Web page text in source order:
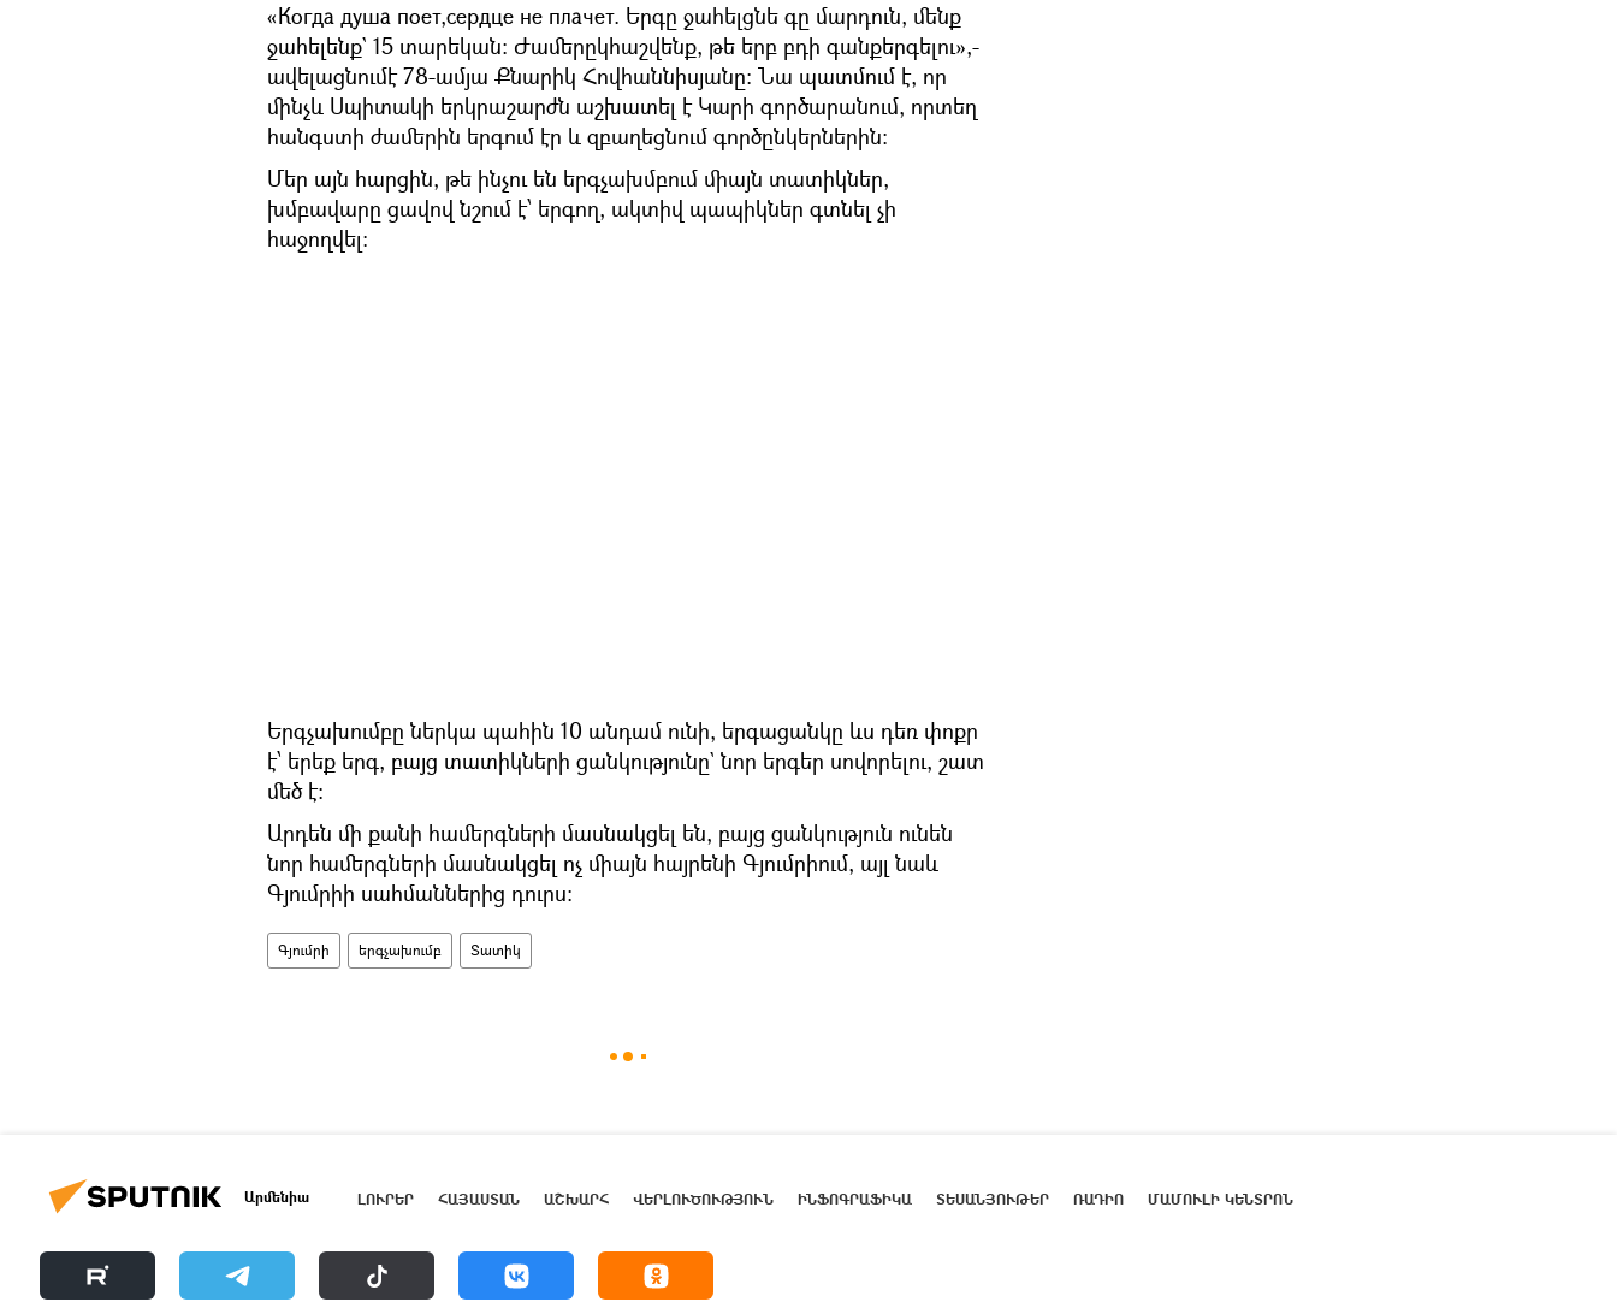
«Когда душа поет,сердце не плачет. Երգը ջահելցնե գը մարդուն, մենք
ջահելենք` 15 տարեկան: Ժամերըկհաշվենք, թե երբ բդի գանքերգելու»,-
ավելացնումէ 78-ամյա Քնարիկ Հովհաննիսյանը։ Նա պատմում է, որ
մինչև Սպիտակի երկրաշարժն աշխատել է Կարի գործարանում, որտեղ
հանգստի ժամերին երգում էր և զբաղեցնում գործընկերներին:
Մեր այն հարցին, թե ինչու են երգչախմբում միայն տատիկներ,
խմբավարը ցավով նշում է՝ երգող, ակտիվ պապիկներ գտնել չի
հաջողվել:
Երգչախումբը ներկա պահին 10 անդամ ունի, երգացանկը ևս դեռ փոքր
է՝ երեք երգ, բայց տատիկների ցանկությունը` նոր երգեր սովորելու, շատ
մեծ է:
Արդեն մի քանի համերգների մասնակցել են, բայց ցանկություն ունեն
նոր համերգների մասնակցել ոչ միայն հայրենի Գյումրիում, այլ նաև
Գյումրիի սահմաններից դուրս:
Գյումրի երգչախումբ Տատիկ
Արմենիա ԼՈՒՐԵՐ ՀԱՅԱՍՏԱՆ ԱՇԽԱՐՀ ՎԵՐԼՈՒԾՈՒԹՅՈՒՆ ԻՆՖՈԳՐԱՖԻԿԱ ՏԵՍԱՆՅՈՒԹԵՐ ՌԱԴԻՈ ՄԱՄՈՒԼԻ ԿԵՆՏՐՈՆ